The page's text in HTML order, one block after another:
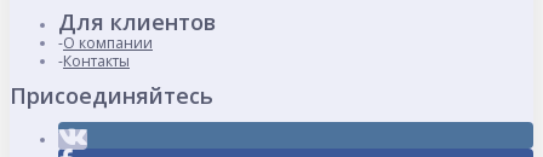
Для клиентов
О компании
Контакты
Присоединяйтесь